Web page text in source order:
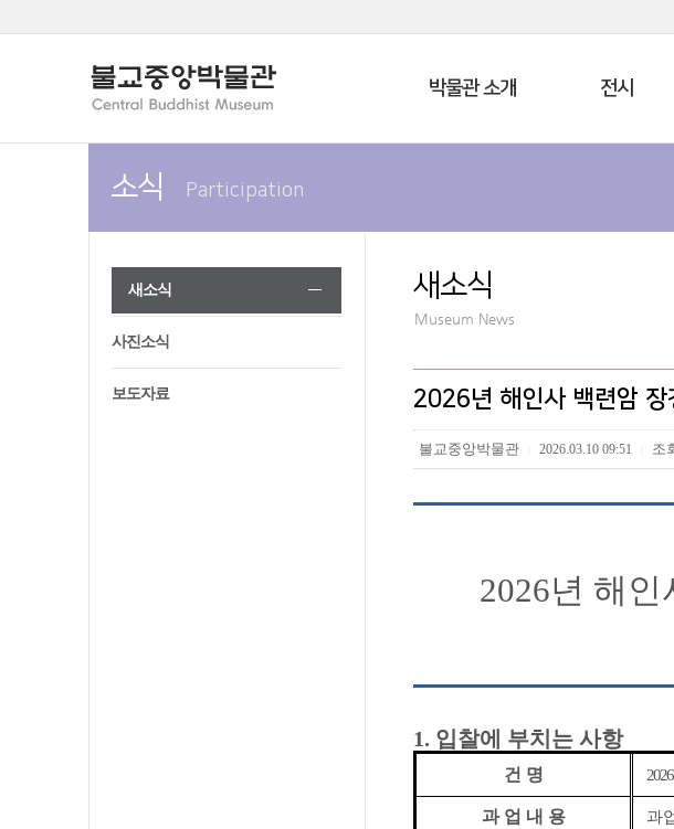
박물관 소개 전시
소식 Participation
새소식
사진소식
보도자료
새소식
Museum News
2026년 해인사 백련암 장
불교중앙박물관 2026.03.10 09:51 조
2026년 해인
1. 입찰에 부치는 사항
건 명 2026
과 업 내 용 과